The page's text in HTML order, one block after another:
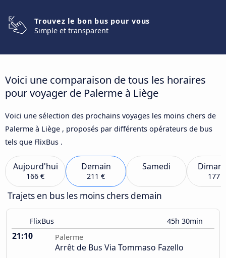
Trouvez le bon bus pour vous
Simple et transparent
Voici une comparaison de tous les horaires
pour voyager de Palerme à Liège
Voici une sélection des prochains voyages les moins chers de
Palerme à Liège , proposés par différents opérateurs de bus
tels que FlixBus .
Aujourd'hui
166 €
Demain
211 €
Samedi
177 €
Trajets en bus les moins chers demain
FlixBus 45h 30min
21:10 Palerme
Arrêt de Bus Via Tommaso Fazello